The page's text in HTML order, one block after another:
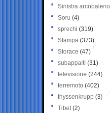
Sinistra arcobaleno
Soru (4)
sprechi (319)
Stampa (373)
Storace (47)
subappalti (31)
televisione(244)
terremoto (402)
thyssenkrupp (3)
Tibet(2)